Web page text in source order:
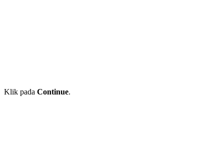
Klik pada Continue.